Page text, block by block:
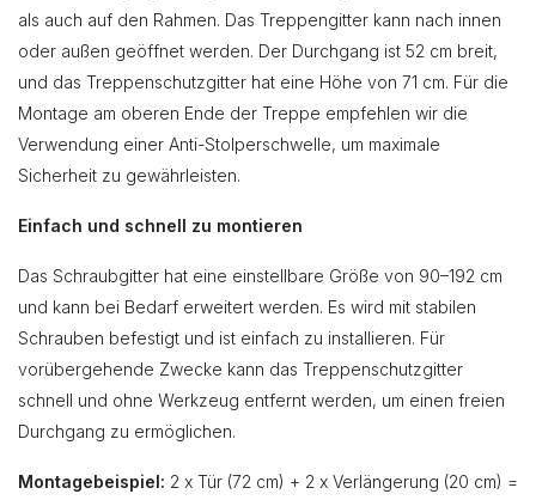
als auch auf den Rahmen. Das Treppengitter kann nach innen
oder außen geöffnet werden. Der Durchgang ist 52 cm breit,
und das Treppenschutzgitter hat eine Höhe von 71 cm. Für die
Montage am oberen Ende der Treppe empfehlen wir die
Verwendung einer Anti-Stolperschwelle, um maximale
Sicherheit zu gewährleisten.
Einfach und schnell zu montieren
Das Schraubgitter hat eine einstellbare Größe von 90–192 cm
und kann bei Bedarf erweitert werden. Es wird mit stabilen
Schrauben befestigt und ist einfach zu installieren. Für
vorübergehende Zwecke kann das Treppenschutzgitter
schnell und ohne Werkzeug entfernt werden, um einen freien
Durchgang zu ermöglichen.
Montagebeispiel: 2 x Tür (72 cm) + 2 x Verlängerung (20 cm) =